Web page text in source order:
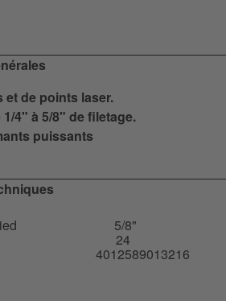
et de points laser.
4" à 5/8" de filetage.
puissants
5/8"
24
4012589013216